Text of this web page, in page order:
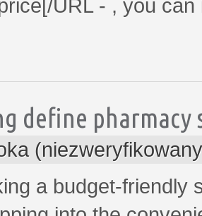
URL - , you
define pharmacy
a budget-friendly